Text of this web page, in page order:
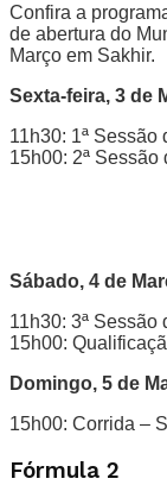
Confira a
de abertura do
Março em Sakhir.
Sexta-feira, 3 de
11h30: 1ª
15h00: 2ª
Sábado, 4 de
11h30: 3ª
15h00:
Domingo, 5 de
15h00: Corrida –
Fórmula 2